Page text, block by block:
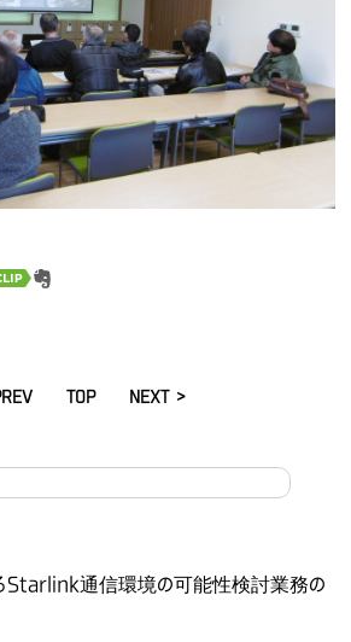
TOP NEXT >
Starlink通信環境の可能性検討業務の